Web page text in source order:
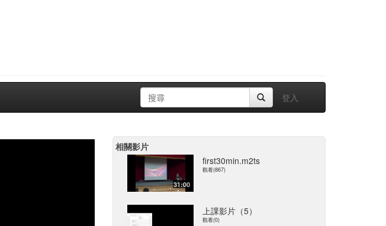
登入
相關影片
31:00
first30min.m2ts
觀看(867)
上課影片（5）
觀看(0)